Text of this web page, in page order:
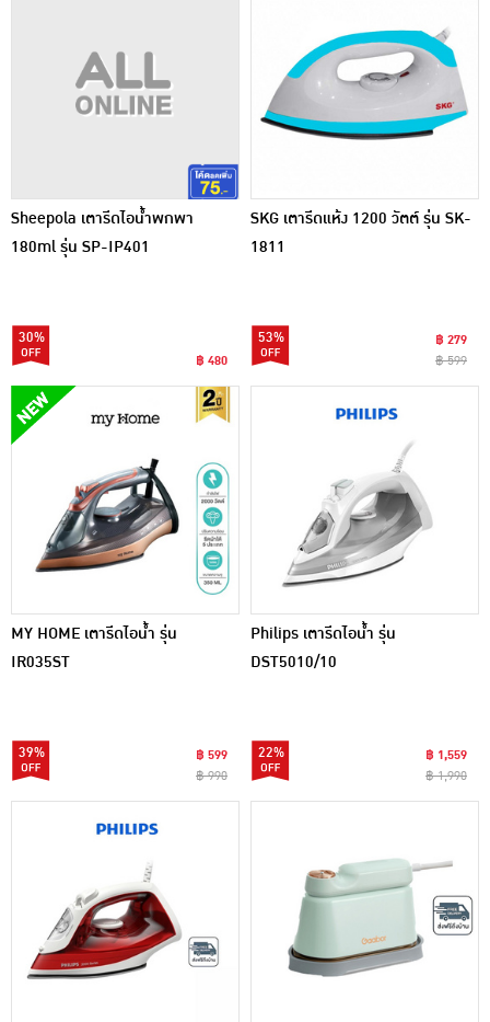
Sheepola เตารีดไอน้ำพกพา
180ml รุ่น SP-IP401
30%
฿ 480
SKG เตารีดแห้ง 1200 วัตต์ รุ่น SK-
1811
53%
฿ 279
฿ 599
MY HOME เตารีดไอน้ำ รุ่น
IR035ST
39%
฿ 599
฿ 990
Philips เตารีดไอน้ำ รุ่น
DST5010/10
22%
฿ 1,559
฿ 1,990